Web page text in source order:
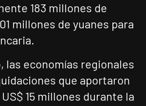
183 millones de
millones de yuanes para
las economías regionales
que aportaron
15 millones durante la